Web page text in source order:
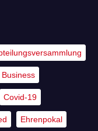
Business
Covid-19
Ehrenpokal